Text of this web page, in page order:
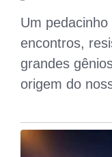
Um
encontros,
grandes
origem do